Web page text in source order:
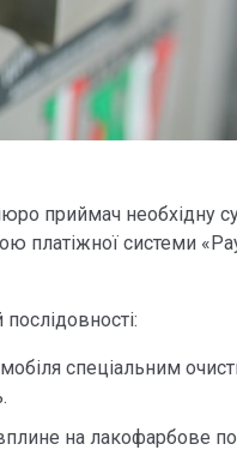
приймач необхідну
платіжної системи
спеціальним
на лакофарбове